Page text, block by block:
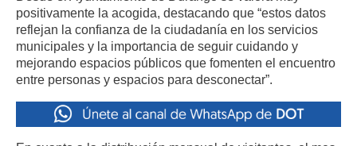
positivamente la acogida, destacando que “estos datos
reflejan la confianza de la ciudadanía en los servicios
municipales y la importancia de seguir cuidando y
mejorando espacios públicos que fomenten el encuentro
entre personas y espacios para desconectar”.